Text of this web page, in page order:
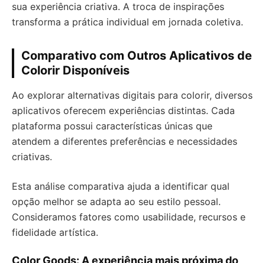
sua experiência criativa. A troca de inspirações
transforma a prática individual em jornada coletiva.
Comparativo com Outros Aplicativos de
Colorir Disponíveis
Ao explorar alternativas digitais para colorir, diversos
aplicativos oferecem experiências distintas. Cada
plataforma possui características únicas que
atendem a diferentes preferências e necessidades
criativas.
Esta análise comparativa ajuda a identificar qual
opção melhor se adapta ao seu estilo pessoal.
Consideramos fatores como usabilidade, recursos e
fidelidade artística.